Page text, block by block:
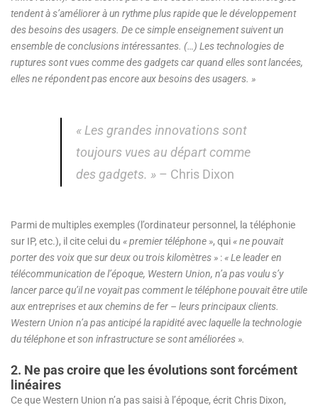
tendent à s’améliorer à un rythme plus rapide que le développement
des besoins des usagers. De ce simple enseignement suivent un
ensemble de conclusions intéressantes. (…) Les technologies de
ruptures sont vues comme des gadgets car quand elles sont lancées,
elles ne répondent pas encore aux besoins des usagers. »
« Les grandes innovations sont
toujours vues au départ comme
des gadgets. » – Chris Dixon
Parmi de multiples exemples (l’ordinateur personnel, la téléphonie
sur IP, etc.), il cite celui du « premier téléphone », qui« ne pouvait
porter des voix que sur deux ou trois kilomètres » :« Le leader en
télécommunication de l’époque, Western Union, n’a pas voulu s’y
lancer parce qu’il ne voyait pas comment le téléphone pouvait être utile
aux entreprises et aux chemins de fer – leurs principaux clients.
Western Union n’a pas anticipé la rapidité avec laquelle la technologie
du téléphone et son infrastructure se sont améliorées ».
2. Ne pas croire que les évolutions sont forcément
linéaires
Ce que Western Union n’a pas saisi à l’époque, écrit Chris Dixon,